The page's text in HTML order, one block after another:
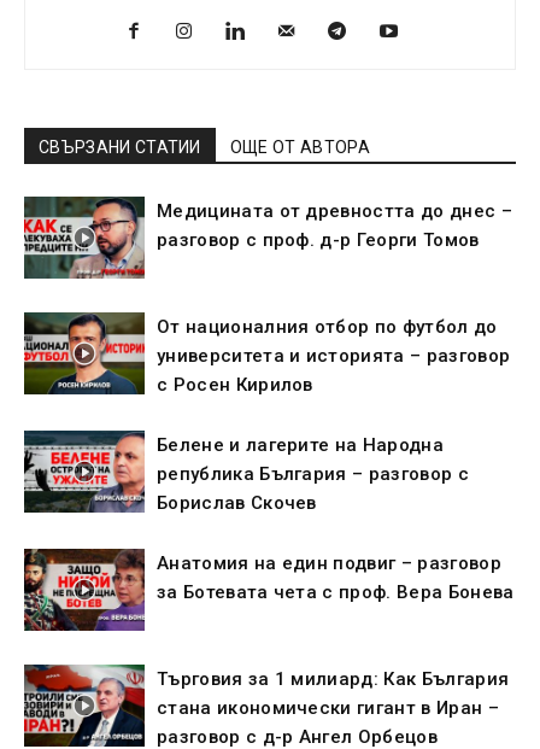
СВЪРЗАНИ СТАТИИ ОЩЕ ОТ АВТОРА
Медицината от древността до днес –
разговор с проф. д-р Георги Томов
От националния отбор по футбол до
университета и историята – разговор
с Росен Кирилов
Белене и лагерите на Народна
република България – разговор с
Борислав Скочев
Анатомия на един подвиг – разговор
за Ботевата чета с проф. Вера Бонева
Търговия за 1 милиард: Как България
стана икономически гигант в Иран –
разговор с д-р Ангел Орбецов